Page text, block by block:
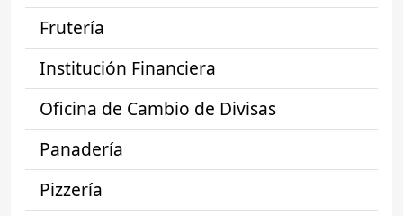
Frutería
Institución Financiera
Oficina de Cambio de Divisas
Panadería
Pizzería